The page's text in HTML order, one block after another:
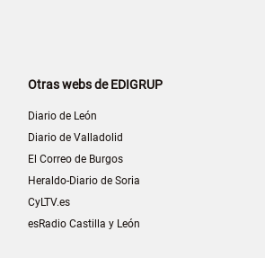
Otras webs de EDIGRUP
Diario de León
Diario de Valladolid
El Correo de Burgos
Heraldo-Diario de Soria
CyLTV.es
esRadio Castilla y León